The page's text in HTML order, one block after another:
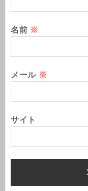
名前 ※
メール ※
サイト